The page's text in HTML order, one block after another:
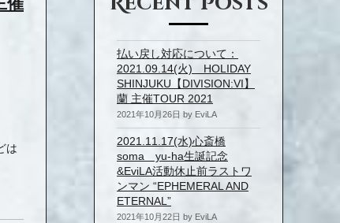
は
払い戻し対応について：
2021.09.14(火) HOLIDAY
SHINJUKU【DIVISION:VI】
蘭 主催TOUR 2021
2021年10月26日 by EviLA
2021.11.17(水)心斎橋
soma yu-ha生誕記念
&EviLA活動休止前ラストワ
ンマン “EPHEMERAL AND
ETERNAL”
2021年10月22日 by EviLA